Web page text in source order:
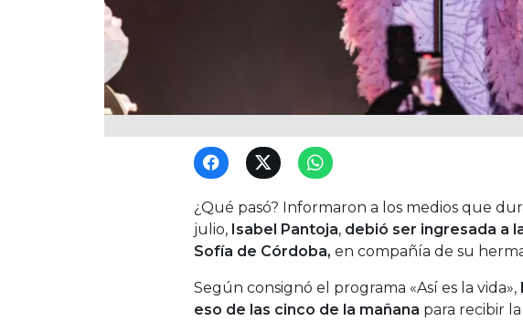
¿Qué pasó? Informaron a los medios que
julio, Isabel Pantoja, debió ser ingresada a
Sofía de Córdoba, en compañía de su
Según consignó el programa «Así es la vida»,
eso de las cinco de la mañana para recibir